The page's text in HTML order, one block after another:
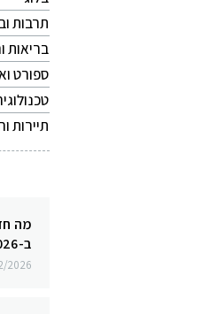
תרבות
בריאות
ספורט
תיירות
מה
ב-2026?
2026